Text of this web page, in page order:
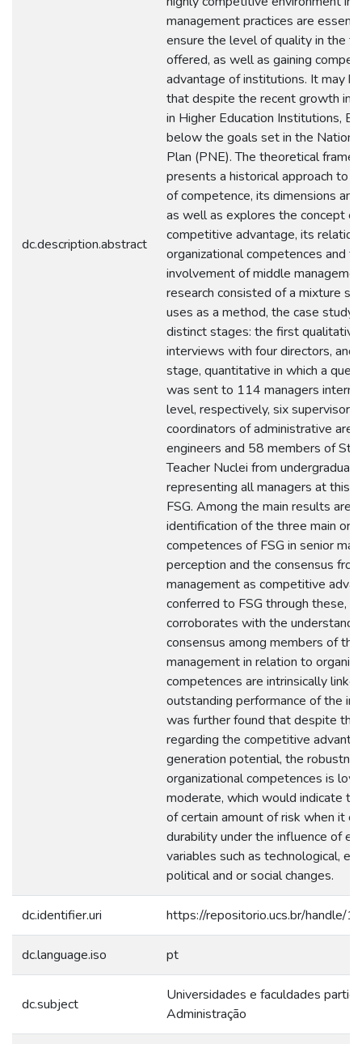
dc.description.abstract
management practices are
ensure the level of quality in the
offered, as well as gaining
advantage of institutions. It may
that despite the recent growth in
in Higher Education Institutions,
below the goals set in the
Plan (PNE). The theoretical
presents a historical approach to
of competence, its dimensions
as well as explores the concept of
competitive advantage, its
organizational competences and
involvement of middle
research consisted of a mixture
uses as a method, the case study
distinct stages: the first
interviews with four directors, and
stage, quantitative in which a
was sent to 114 managers
level, respectively, six supervisors
coordinators of administrative
engineers and 58 members of
Teacher Nuclei from
representing all managers at this
FSG. Among the main results are:
identification of the three main
competences of FSG in senior
perception and the consensus
management as competitive
conferred to FSG through these,
corroborates with the
consensus among members of
management in relation to
competences are intrinsically
outstanding performance of the
was further found that despite the
regarding the competitive
generation potential, the
organizational competences is low
moderate, which would indicate
of certain amount of risk when it
durability under the influence of
variables such as technological,
political and or social changes.
dc.identifier.uri https://repositorio.ucs.br/handle/
dc.language.iso pt
dc.subject
Universidades e faculdades
Administração